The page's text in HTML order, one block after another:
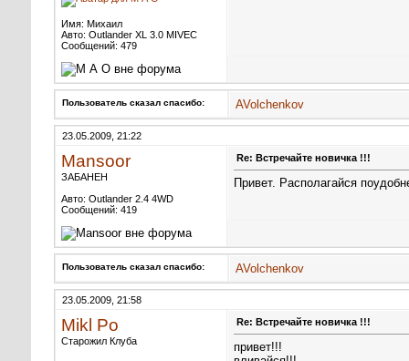
Имя: Михаил
Авто: Outlander XL 3.0 MIVEC
Сообщений: 479
Пользователь сказал cпасибо: AVolchenkov
23.05.2009, 21:22
Mansoor
ЗАБАНЕН
Авто: Outlander 2.4 4WD
Сообщений: 419
Re: Встречайте новичка !!!
Привет. Располагайся
Пользователь сказал cпасибо: AVolchenkov
23.05.2009, 21:58
Mikl Po
Старожил Клуба
Re: Встречайте новичка !!!
привет!!!